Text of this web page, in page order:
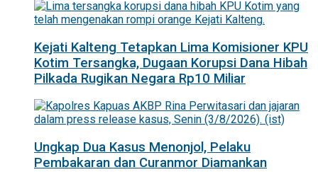
Kejati Kalteng Tetapkan Lima Komisioner KPU
Kotim Tersangka, Dugaan Korupsi Dana Hibah
Pilkada Rugikan Negara Rp10 Miliar
Ungkap Dua Kasus Menonjol, Pelaku
Pembakaran dan Curanmor Diamankan